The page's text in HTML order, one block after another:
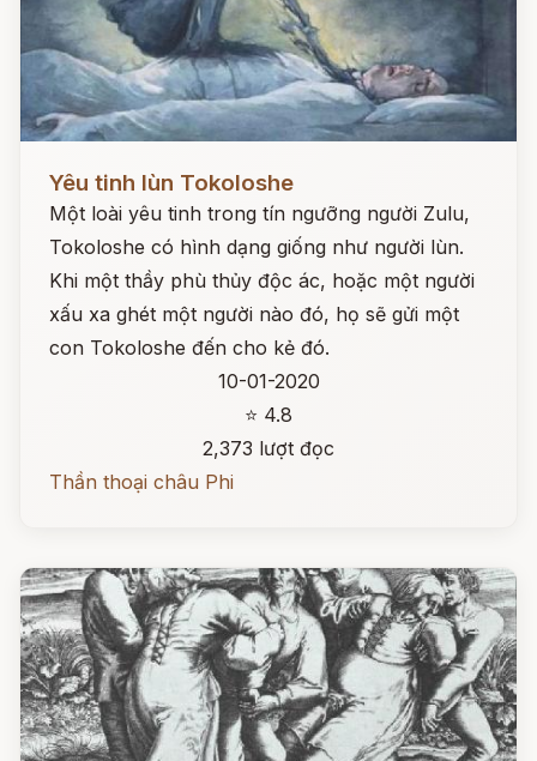
Yêu tinh lùn Tokoloshe
Một loài yêu tinh trong tín ngưỡng người Zulu,
Tokoloshe có hình dạng giống như người lùn.
Khi một thầy phù thủy độc ác, hoặc một người
xấu xa ghét một người nào đó, họ sẽ gửi một
con Tokoloshe đến cho kẻ đó.
10-01-2020
⭐ 4.8
2,373 lượt đọc
Thần thoại châu Phi